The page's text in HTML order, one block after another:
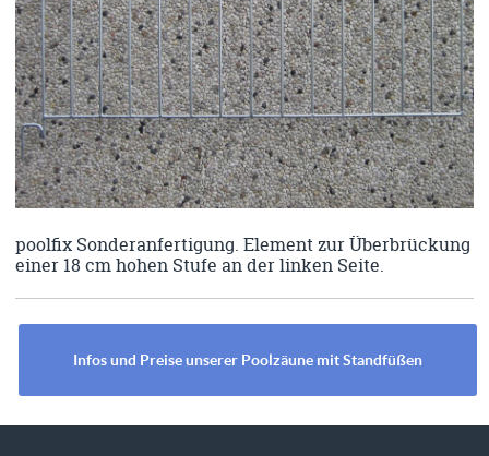
poolfix Sonderanfertigung. Element zur Überbrückung
einer 18 cm hohen Stufe an der linken Seite.
Infos und Preise unserer Poolzäune mit Standfüßen